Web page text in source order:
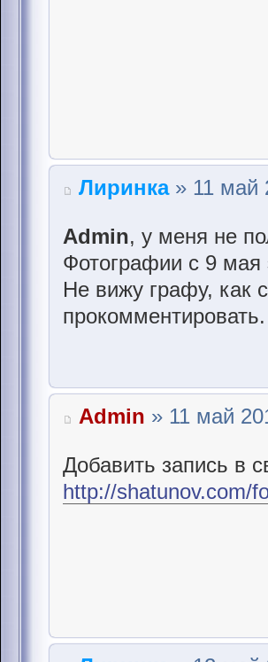
Лиринка» 11 май
Admin, у меня не
Фотографии с 9 мая
Не вижу графу, как
Admin » 11 май
Добавить запись в
http://shatunov.com/